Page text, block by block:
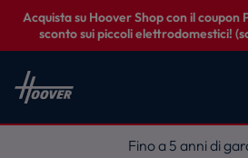
Acquista su Hoover Shop con il coupon
sconto sui piccoli elettrodomestici!
Fino a 5 anni di